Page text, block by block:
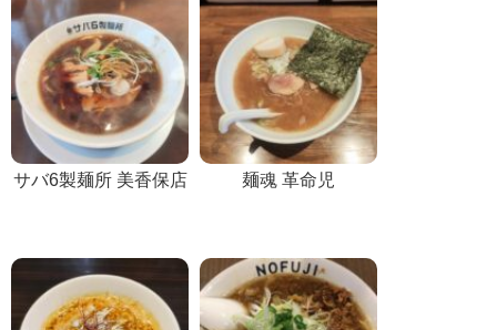
サバ6製麺所 美香保店 麺魂 革命児